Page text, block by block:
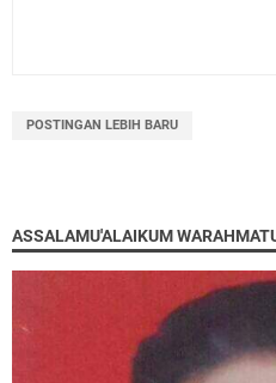
POSTINGAN LEBIH BARU
ASSALAMU'ALAIKUM